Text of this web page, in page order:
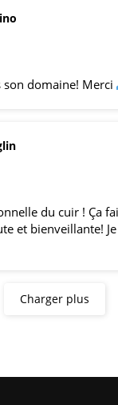
son domaine! Merci
du cuir ! Ça
et bienveillante!
Charger plus